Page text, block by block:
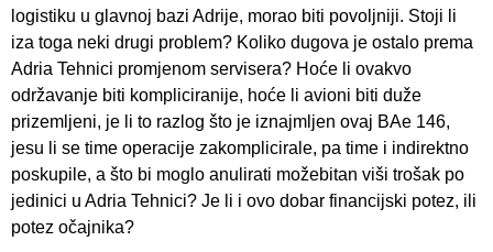
logistiku u glavnoj bazi Adrije, morao biti povoljniji. Stoji li
iza toga neki drugi problem? Koliko dugova je ostalo prema
Adria Tehnici promjenom servisera? Hoće li ovakvo
održavanje biti kompliciranije, hoće li avioni biti duže
prizemljeni, je li to razlog što je iznajmljen ovaj BAe 146,
jesu li se time operacije zakomplicirale, pa time i indirektno
poskupile, a što bi moglo anulirati možebitan viši trošak po
jedinici u Adria Tehnici? Je li i ovo dobar financijski potez, ili
potez očajnika?